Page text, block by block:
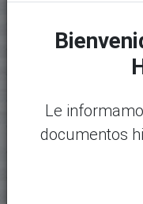
Le
documentos